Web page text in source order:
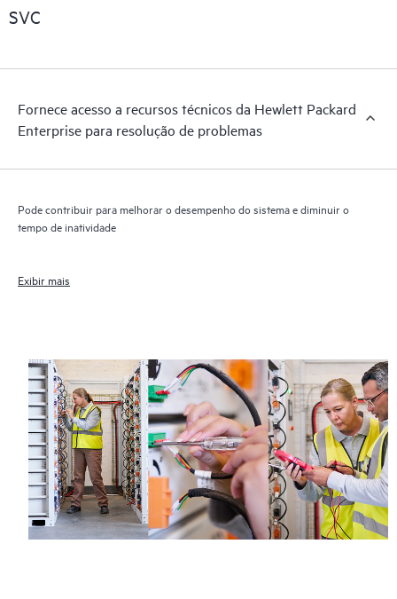
SVC
Fornece acesso a recursos técnicos da Hewlett Packard
Enterprise para resolução de problemas
Pode contribuir para melhorar o desempenho do sistema e diminuir o
tempo de inatividade
Exibir mais